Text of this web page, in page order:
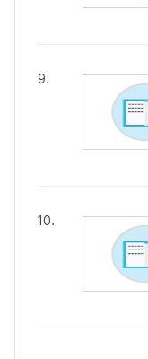
9.
10.